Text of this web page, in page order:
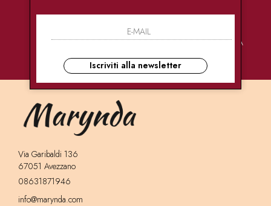
PAGAMENTI
CONSEGNE
ULTRA RAPIDE
ASSISTENZA
Via Garibaldi 136
67051 Avezzano
08631871946
info@marynda.com
Iscriviti alla newsletter